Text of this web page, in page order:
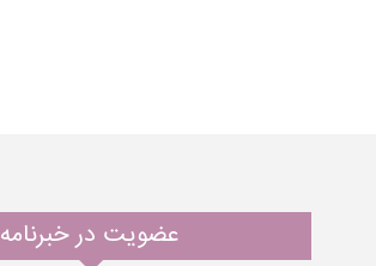
عضویت در خبرنامه